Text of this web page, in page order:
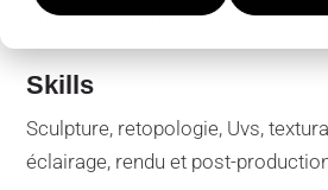
Adobe Photoshop
Skills
Sculpture, retopologie, Uvs,
éclairage, rendu et post-